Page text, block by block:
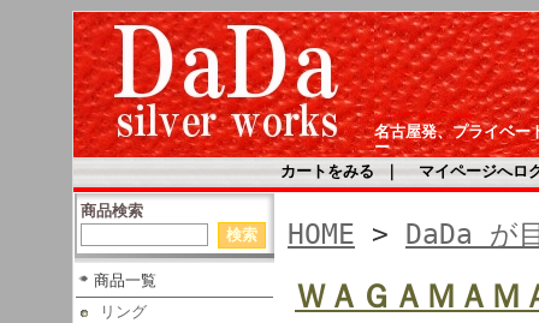
シルバーアクセサリー DaDa
名古屋発、プライベ
ー
カートをみる
マイページへロ
商品検索
商品一覧
リング
HOME > DaDa が
ＷＡＧＡＭＡＭ